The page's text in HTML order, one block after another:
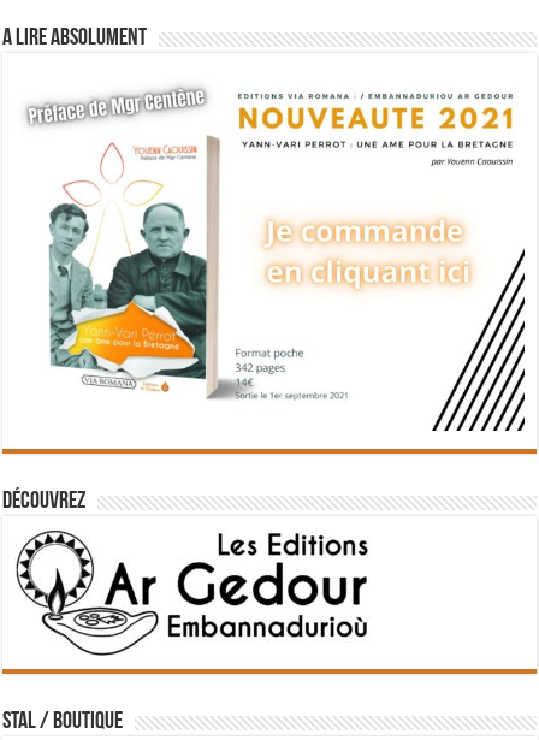
A lire absolument
Découvrez
STAL / BOUTIQUE